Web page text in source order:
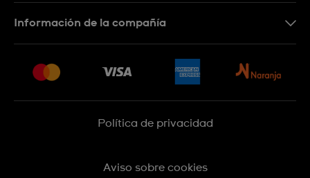
Preguntas Frecuentes
Información de la compañía
Empleo
Sitemap
Política de privacidad
Aviso sobre cookies